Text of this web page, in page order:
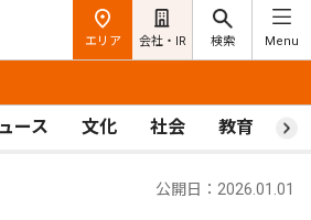
エリア 会社・IR 検索 Menu
ース 文化 社会 教育 ス
公開日：2026.01.01